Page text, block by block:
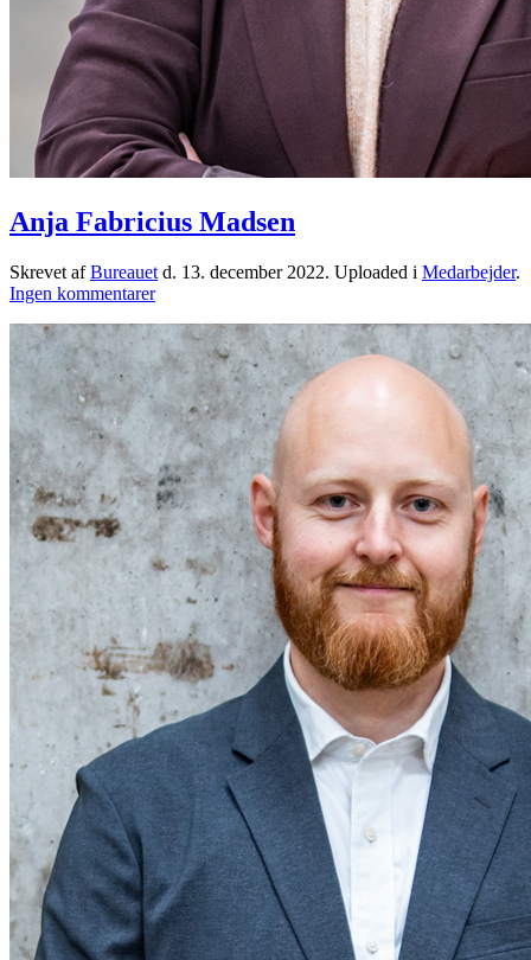
Anja Fabricius Madsen
Skrevet afBureauet d. 13. december 2022. Uploaded i Medarbejder.
Ingen kommentarertil
Fabricius
Madsen